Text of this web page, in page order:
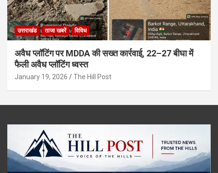
उत्तराखंड ताजा खबरें विविध
अवैध प्लॉटिंग पर MDDA की सख्त कार्रवाई, 22–27 बीघा में
फैली अवैध प्लॉटिंग ध्वस्त
January 19, 2026 The Hill Post